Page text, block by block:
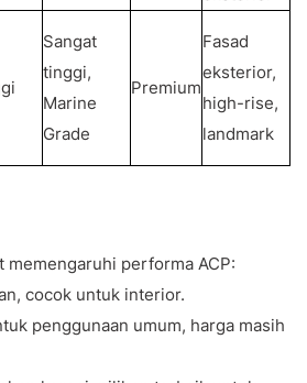
Sangat
tinggi,
Marine
Grade
Premium
Fasad
eksterior,
high-rise,
landmark
memengaruhi performa ACP:
cocok untuk interior.
penggunaan umum, harga masih